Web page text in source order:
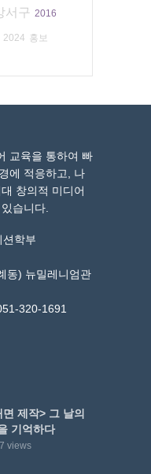
서구 2016
2024 홍보
교육을 통하여 빠
에 적응하고, 나
창의적 미디어
습니다.
션학부
동) 뉴밀레니엄관
320-1691
면 제작> 그 날의
기억하다
views